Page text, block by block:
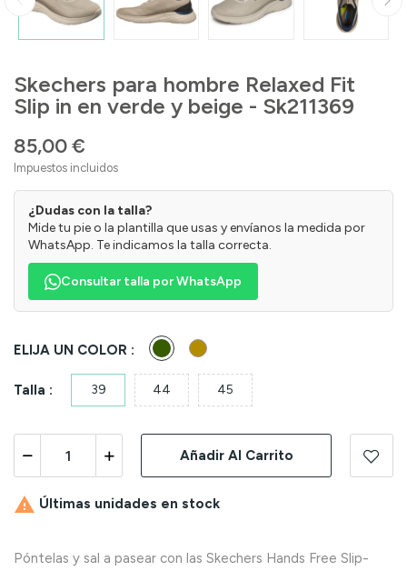
Skechers para hombre Relaxed Fit
Slip in en verde y beige - Sk211369
85,00 €
Impuestos incluidos
¿Dudas con la talla?
Mide tu pie o la plantilla que usas y envíanos la medida por
WhatsApp. Te indicamos la talla correcta.
Consultar talla por WhatsApp
ELIJA UN COLOR : Kaki Taupe
Talla : 39 44 45
Añadir Al Carrito
 Últimas unidades en stock
Póntelas y sal a pasear con las Skechers Hands Free Slip-